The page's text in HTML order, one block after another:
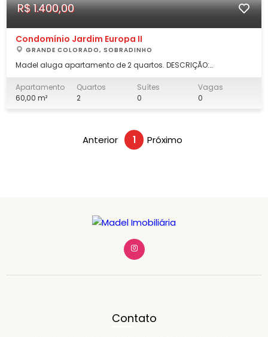
R$ 1.400,00
Condomínio Jardim Europa II
GRANDE COLORADO, SOBRADINHO
Madel aluga apartamento de 2 quartos. DESCRIÇÃO:
banheiro social. ENDEREÇO: Condormínio Jardim Europa II, CL 02,
Edificio Rafael Thiago. VALORES: R$ 1.400,00 (mil quatrocentos
Apartamento
60,00 m²
Quartos
2
Suítes
0
Vagas
0
Anterior 1 Próximo
Contato